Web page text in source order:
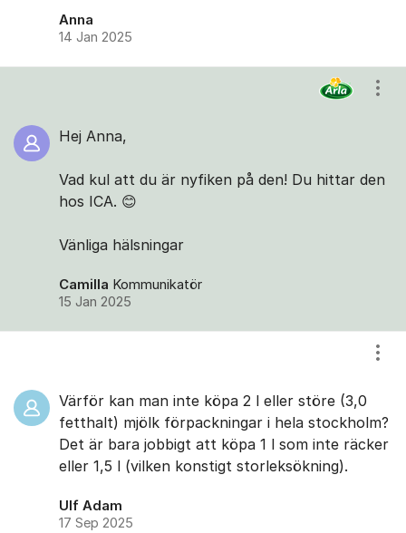
Anna
14 Jan 2025
Hej Anna,
Vad kul att du är nyfiken på den! Du hittar den
hos ICA. 😊
Vänliga hälsningar
Camilla Kommunikatör
15 Jan 2025
Värför kan man inte köpa 2 l eller störe (3,0
fetthalt) mjölk förpackningar i hela stockholm?
Det är bara jobbigt att köpa 1 l som inte räcker
eller 1,5 l (vilken konstigt storleksökning).
Ulf Adam
17 Sep 2025